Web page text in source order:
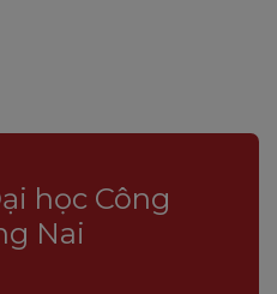
học Công
Nai